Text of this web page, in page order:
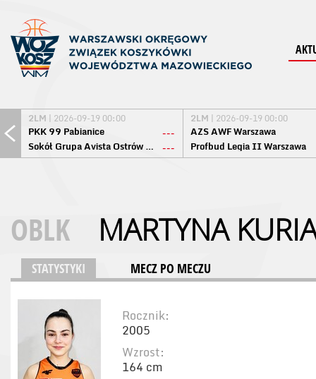
2LM | 2026-09-19 00:00
PKK 99 Pabianice
---
Sokół Grupa Avista Ostrów Maz. ---
2LM | 2026-09-19 00:00
AZS AWF Warszawa
Profbud Legia II Warszawa
OBLK MARTYNA
STATYSTYKI MECZ PO MECZU
Rocznik:
2005
Wzrost:
164 cm